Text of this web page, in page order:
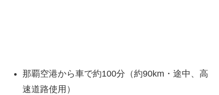
那覇空港から車で約100分（約90km・途中、高
速道路使用）